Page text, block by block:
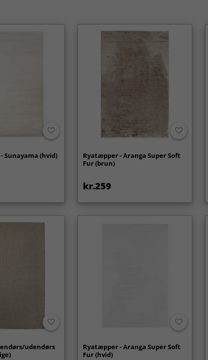
Sunayama (hvid)
Ryatæpper - Aranga Super Soft
Fur (brun)
kr.259
udendørs
Ryatæpper - Aranga Super Soft
Fur (hvid)